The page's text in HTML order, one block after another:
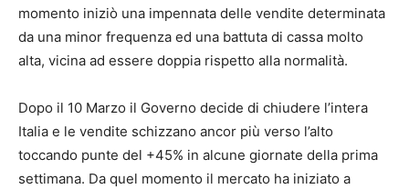
momento iniziò una impennata delle vendite determinata
da una minor frequenza ed una battuta di cassa molto
alta, vicina ad essere doppia rispetto alla normalità.
Dopo il 10 Marzo il Governo decide di chiudere l’intera
Italia e le vendite schizzano ancor più verso l’alto
toccando punte del +45% in alcune giornate della prima
settimana. Da quel momento il mercato ha iniziato a